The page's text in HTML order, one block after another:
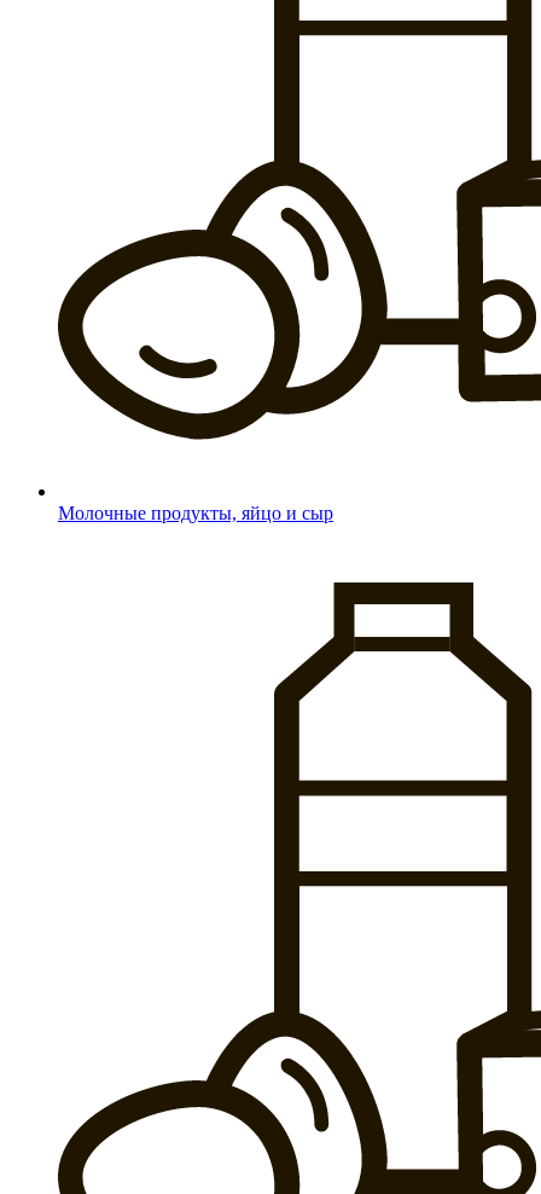
Молочные продукты, яйцо и сыр